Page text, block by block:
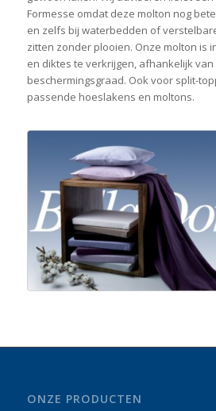
Formesse omdat deze molton nog
en zelfs bij waterbedden of
zitten zonder plooien. Onze molton is
en diktes te verkrijgen, afhankelijk
beschermingsgraad. Ook voor split-
passende hoeslakens en moltons.
ONZE PRODUCTEN